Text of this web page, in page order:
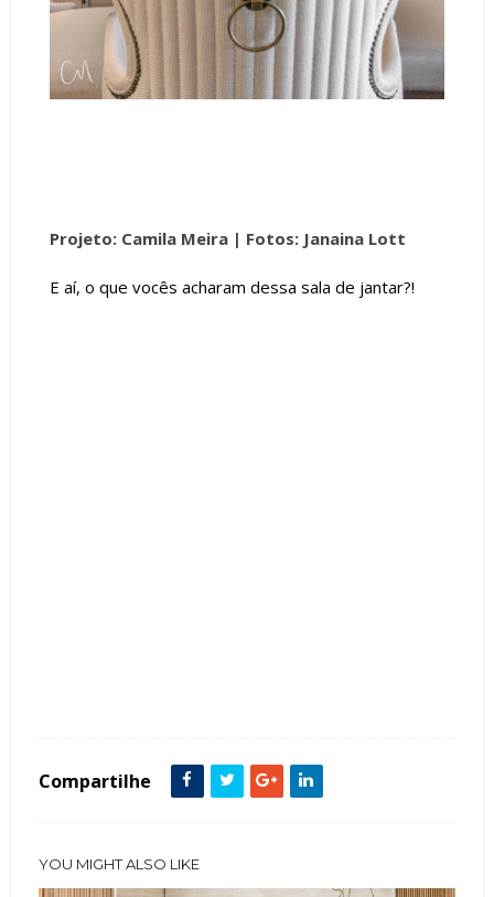
Projeto: Camila Meira | Fotos: Janaina Lott
E aí, o que vocês acharam dessa sala de jantar?!
Compartilhe
YOU MIGHT ALSO LIKE